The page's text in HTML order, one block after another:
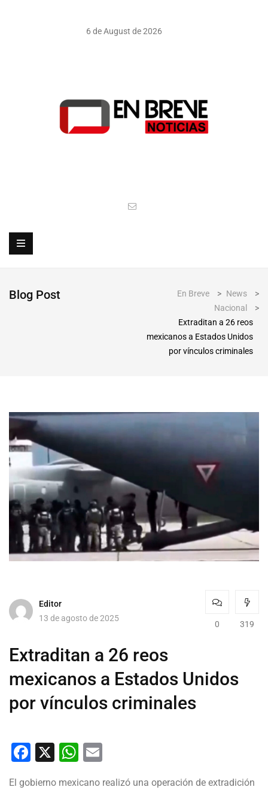
6 de August de 2026
Blog Post En Breve > News
>
Nacional
>
Extraditan a 26 reos
mexicanos a Estados Unidos
por vínculos criminales
Editor
13 de agosto de 2025
0 319
Extraditan a 26 reos
mexicanos a Estados Unidos
por vínculos criminales
Facebook
X WhatsApp
El gobierno mexicano realizó una operación de extradición